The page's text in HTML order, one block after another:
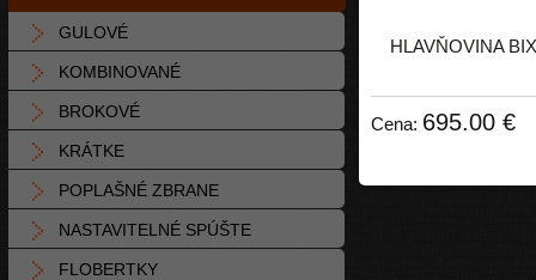
GULOVÉ
KOMBINOVANÉ
BROKOVÉ
KRÁTKE
POPLAŠNÉ ZBRANE
NASTAVITELNÉ SPÚŠTE
FLOBERTKY
HLAVŇOVINA
Cena: 695.00 €